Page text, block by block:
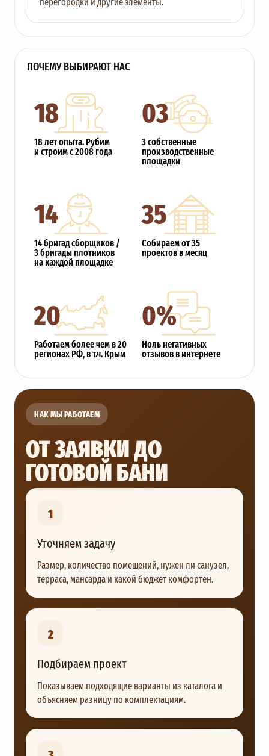
ПОЧЕМУ ВЫБИРАЮТ НАС
18
18 лет опыта. Рубим
и строим с 2008 года
03
3 собственные
производственные
площадки
14
14 бригад сборщиков /
3 бригады плотников
на каждой площадке
35
Собираем от 35
проектов в месяц
20
Работаем более чем в 20
регионах РФ, в т.ч. Крым
0%
Ноль негативных
отзывов в интернете
КАК МЫ РАБОТАЕМ
ОТ ЗАЯВКИ ДО
ГОТОВОЙ БАНИ
1
Уточняем задачу
Размер, количество помещений, нужен ли санузел,
терраса, мансарда и какой бюджет комфортен.
2
Подбираем проект
Показываем подходящие варианты из каталога и
объясняем разницу по комплектациям.